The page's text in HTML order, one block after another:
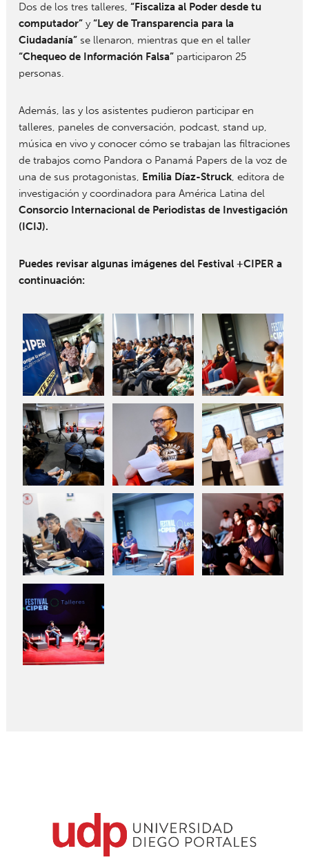
Dos de los tres talleres, “Fiscaliza al Poder desde tu
computador”y“Ley de Transparencia para la
Ciudadanía”se llenaron, mientras que en el taller
“Chequeo de Información Falsa”participaron 25
personas.
Además, las y los asistentes pudieron participar en
talleres, paneles de conversación, podcast, stand up,
música en vivo y conocer cómo se trabajan las filtraciones
de trabajos como Pandora o Panamá Papers de la voz de
una de sus protagonistas, Emilia Díaz-Struck, editora de
investigación y coordinadora para América Latina del
Consorcio Internacional de Periodistas de Investigación
(ICIJ).
Puedes revisar algunas imágenes del Festival +CIPER a
continuación: